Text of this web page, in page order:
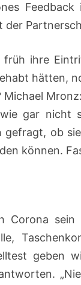
der
früh ihre
hätten,
gar nicht
gefragt, ob
können.
Corona sein
geben